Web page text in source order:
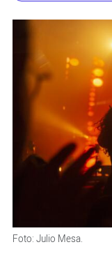
Foto: Julio Mesa.